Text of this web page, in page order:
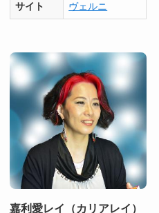
サイト ヴェルニ
嘉利愛レイ（カリアレイ）